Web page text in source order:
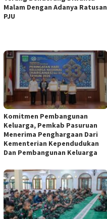
Malam Dengan Adanya Ratusan
PJU
Komitmen Pembangunan
Keluarga, Pemkab Pasuruan
Menerima Penghargaan Dari
Kementerian Kependudukan
Dan Pembangunan Keluarga